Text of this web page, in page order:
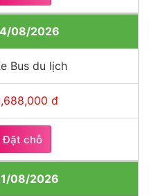
08/2026
Bus du lịch
đ
Đặt chỗ
08/2026